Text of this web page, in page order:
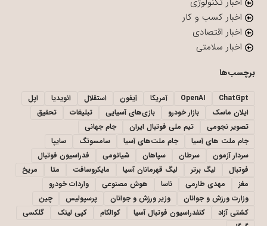
اخبار کسب و کار
اخبار اقتصادی
اخبار سلامتی
برچسب‌ها
ChatGpt
OpenAI آمریکا آیفون استقلال انویدیا
اپل
ایلان ماسک
بازار خودرو بازی‌های آسیایی تبلیغات
تحقیق
تصویر نجومی
تیم ملی فوتبال ایران
جام جهانی
جام ملت های آسیا
جام ملت‌های آسیا سامسونگ
سایپا
سردار آزمون
سرطان سپاهان شیائومی
فدراسیون فوتبال
فوتبال
لیگ برتر لیگ قهرمانان آسیا مایکروسافت متا
مریخ
مغز
مهدی طارمی ناسا هوش مصنوعی
واردات خودرو
وزارت ورزش و جوانان
وزیر ورزش و جوانان پرسپولیس
چین
کشتی آزاد
کنفدراسیون فوتبال آسیا کوالکام کپی لینک
گلکسی